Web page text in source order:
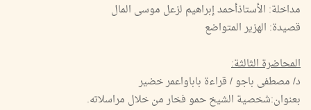
مداخلة: الأستاذأحمد إبراهيم لزعل موسى المال
قصيدة: الهزير المتواضع
المحاضرة الثالثة:
د/ مصطفى باجو / قراءة باباواعمر خضير
بعنوان:شخصية الشيخ حمو فخار من خلال مراسلاته.